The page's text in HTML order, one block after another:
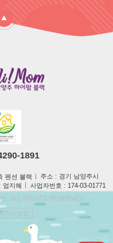
1891
펜션 블랙
주소 : 경기 남양주시
엄지혜
사업자번호 : 174-03-01771
. ALL RIGHTS RESERVED.
처리방침